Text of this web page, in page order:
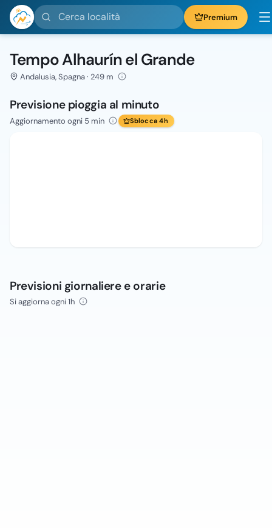
Cerca località Premium
Tempo Alhaurín el Grande
Andalusia, Spagna · 249 m
Previsione pioggia al minuto
Aggiornamento ogni 5 min Sblocca 4h
Previsioni giornaliere e orarie
Si aggiorna ogni 1h